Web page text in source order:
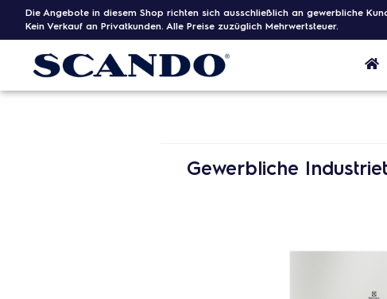
Die Angebote in diesem Shop richten sich ausschließlich an gewerbliche
Kein Verkauf an Privatkunden. Alle Preise zuzüglich Mehrwertsteuer.
Gewerbliche